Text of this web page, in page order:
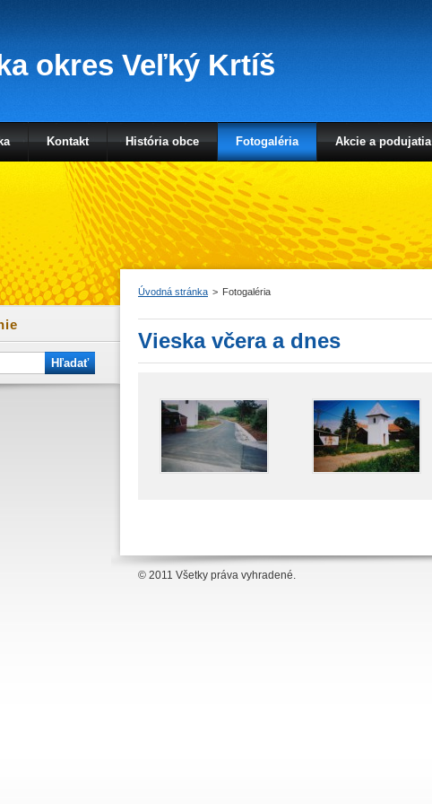
okres Veľký Krtíš
Úvodná stránka > Fotogaléria
Vieska včera a dnes
Kontakt História obce Fotogaléria Akcie a podujatia
© 2011 Všetky práva vyhradené.